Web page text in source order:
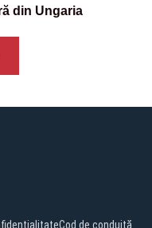
din Ungaria
Cod de conduită